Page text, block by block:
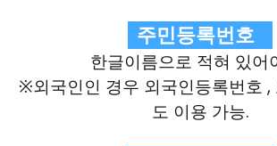
주민등록번호
한글이름으로 적혀 있어
※외국인인 경우 외국인등록번호 ,
도 이용 가능.